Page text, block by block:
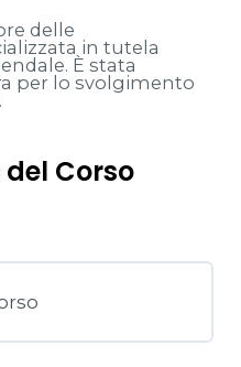
delle
in tutela
È stata
per lo svolgimento
Corso